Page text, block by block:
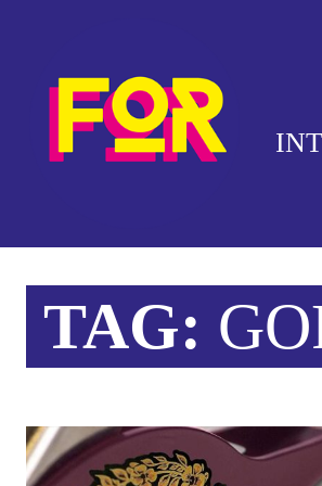
TAG: